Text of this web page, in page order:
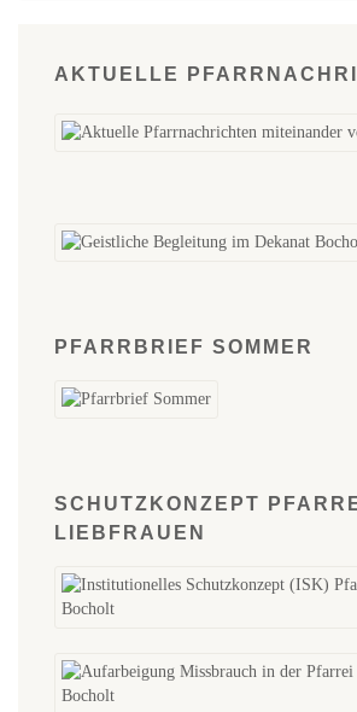
AKTUELLE
PFARRBRIEF SOMMER
SCHUTZKONZEPT
LIEBFRAUEN